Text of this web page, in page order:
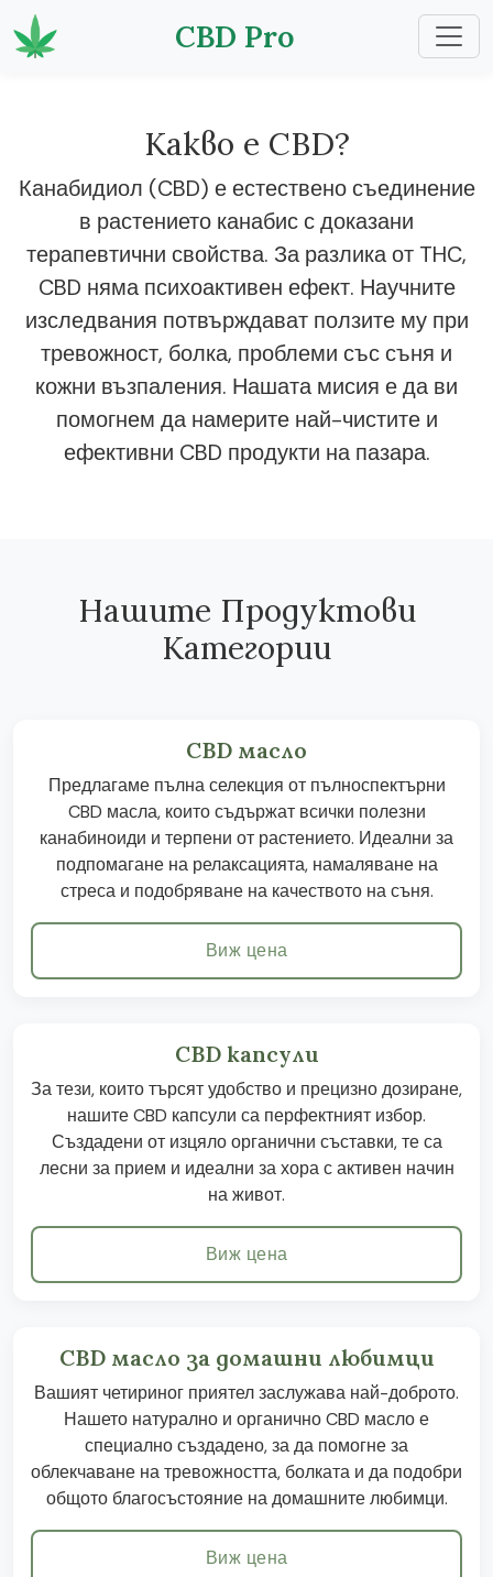
CBD Pro
Какво е CBD?
Канабидиол (CBD) е естествено съединение
в растението канабис с доказани
терапевтични свойства. За разлика от THC,
CBD няма психоактивен ефект. Научните
изследвания потвърждават ползите му при
тревожност, болка, проблеми със съня и
кожни възпаления. Нашата мисия е да ви
помогнем да намерите най-чистите и
ефективни CBD продукти на пазара.
Нашите Продуктови
Категории
CBD масло
Предлагаме пълна селекция от пълноспектърни
CBD масла, които съдържат всички полезни
канабиноиди и терпени от растението. Идеални за
подпомагане на релаксацията, намаляване на
стреса и подобряване на качеството на съня.
Виж цена
CBD капсули
За тези, които търсят удобство и прецизно дозиране,
нашите CBD капсули са перфектният избор.
Създадени от изцяло органични съставки, те са
лесни за прием и идеални за хора с активен начин
на живот.
Виж цена
CBD масло за домашни любимци
Вашият четириног приятел заслужава най-доброто.
Нашето натурално и органично CBD масло е
специално създадено, за да помогне за
облекчаване на тревожността, болката и да подобри
общото благосъстояние на домашните любимци.
Виж цена